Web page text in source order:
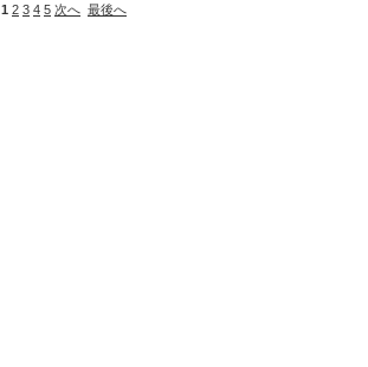
1 2 3 4 5 次へ 最後へ